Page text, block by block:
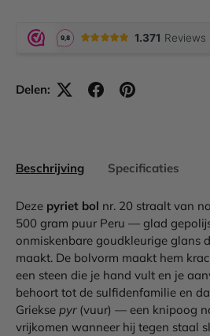
Delen:
Beschrijving Specificaties
Deze pyriet bol nr. 20 straalt van
500 gram puur Peru — glad
onmiskenbare goudkleurige glans
maakt. De bolvorm maakt hem
een steen die je hand vult en je
behoort tot de sulfidenfamilie en
Griekse pyr(vuur) — een knipoog
vrijkomen wanneer hij tegen staal